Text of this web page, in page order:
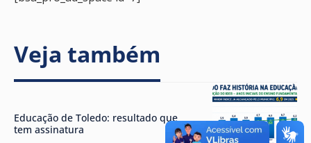
Veja também
Educação de Toledo: resultado que
tem assinatura